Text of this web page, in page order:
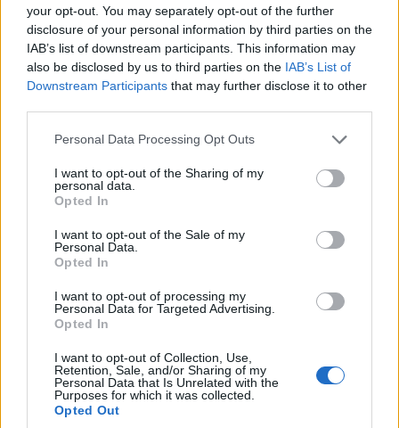
your opt-out. You may separately opt-out of the further
disclosure of your personal information by third parties on the
IAB’s list of downstream participants. This information may
also be disclosed by us to third parties on the IAB’s List of
Downstream Participants that may further disclose it to other
Personal Data Processing Opt Outs
I want to opt-out of the Sharing of my
personal data.
Opted In
I want to opt-out of the Sale of my
Personal Data.
Opted In
I want to opt-out of processing my
Personal Data for Targeted Advertising.
Opted In
I want to opt-out of Collection, Use,
Retention, Sale, and/or Sharing of my
Personal Data that Is Unrelated with the
Purposes for which it was collected.
Opted Out
Σχετικά Άρθρα